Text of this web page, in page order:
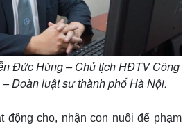
Đức Hùng – Chủ tịch HĐTV Công
Đoàn luật sư thành phố Hà Nội.
động cho, nhận con nuôi để phạm